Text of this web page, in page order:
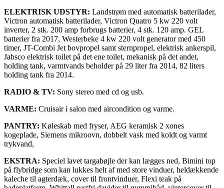
ELEKTRISK UDSTYR: Landstrøm med automatisk batterilader,
Victron automatisk batterilader, Victron Quatro 5 kw 220 volt
inverter, 2 stk. 200 amp forbrugs batterier, 4 stk. 120 amp. GEL
batterier fra 2017, Westerbeke 4 kw 220 volt generator med 450
timer, JT-Combi Jet bovpropel samt sternpropel, elektrisk ankerspil,
Jabsco elektrisk toilet på det ene toilet, mekanisk på det andet,
holding tank, varmtvands beholder på 29 liter fra 2014, 82 liters
holding tank fra 2014.
RADIO & TV: Sony stereo med cd og usb.
VARME: Cruisair i salon med aircondition og varme.
PANTRY: Køleskab med fryser, AEG keramisk 2 xones
kogeplade, Siemens mikroovn, dobbelt vask med koldt og varmt
trykvand,
EKSTRA: Speciel lavet targabøjle der kan lægges ned, Bimini top
på flybridge som kan lukkes helt af med store vinduer, heldækkende
kaleche til agterdæk, cover til frontvinduer, Flexi teak på